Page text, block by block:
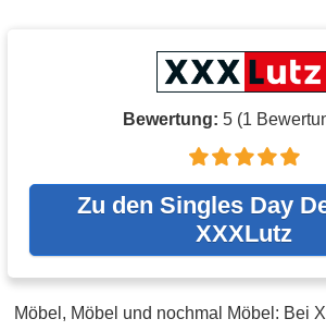
Bewertung: 5 (1
Zu den Singles Day
XXXLutz
Möbel, Möbel und nochmal Möbel: Bei